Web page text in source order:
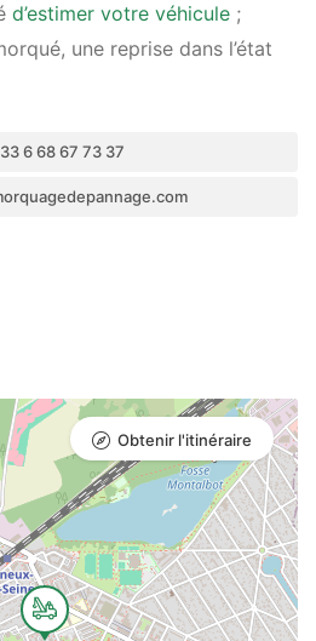
d’estimer votre véhicule ;
une reprise dans l’état
6 68 67 73 37
Obtenir l'itinéraire